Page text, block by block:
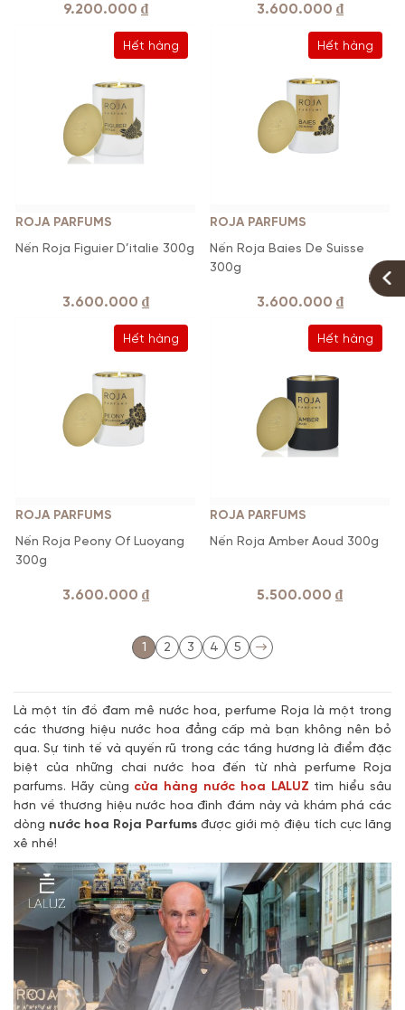
9.200.000 ₫ 3.600.000 ₫
Hết hàng
ROJA PARFUMS
Nến Roja Figuier D’italie 300g
3.600.000 ₫
Hết hàng
ROJA PARFUMS
Nến Roja Baies De Suisse
300g
3.600.000 ₫
Hết hàng
ROJA PARFUMS
Nến Roja Peony Of Luoyang
300g
3.600.000 ₫
Hết hàng
ROJA PARFUMS
Nến Roja Amber Aoud 300g
5.500.000 ₫
1 2 3 4 5
Là một tín đồ đam mê nước hoa, perfume Roja là một trong
các thương hiệu nước hoa đẳng cấp mà bạn không nên bỏ
qua. Sự tinh tế và quyến rũ trong các tầng hương là điểm đặc
biệt của những chai nước hoa đến từ nhà perfume Roja
parfums. Hãy cùng cửa hàng nước hoa LALUZ tìm hiểu sâu
hơn về thương hiệu nước hoa đình đám này và khám phá các
dòng nước hoa Roja Parfums được giới mộ điệu tích cực lăng
xê nhé!